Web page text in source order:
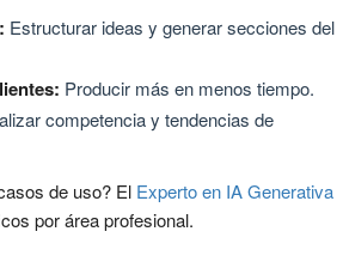
Estructurar ideas y generar secciones del
Producir más en menos tiempo.
competencia y tendencias de
de uso? El Experto en IA Generativa
por área profesional.